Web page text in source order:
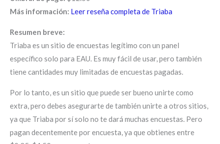
Más información: Leer reseña completa de Triaba
Resumen breve:
Triaba es un sitio de encuestas legítimo con un panel
específico solo para EAU. Es muy fácil de usar, pero también
tiene cantidades muy limitadas de encuestas pagadas.
Por lo tanto, es un sitio que puede ser bueno unirte como
extra, pero debes asegurarte de también unirte a otros sitios,
ya que Triaba por sí solo no te dará muchas encuestas. Pero
pagan decentemente por encuesta, ya que obtienes entre